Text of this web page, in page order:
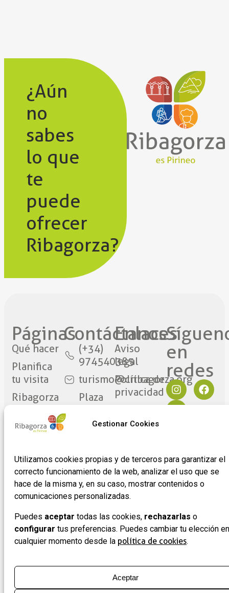
Gestionar Cookies
Utilizamos cookies propias y de terceros para garantizar el
correcto funcionamiento de la web, analizar el uso que se
hace de la misma y, en su caso, mostrar contenidos o
comunicaciones personalizadas.
Puedes aceptar todas las cookies, rechazarlas o
configurar tus preferencias. Puedes cambiar tu elección en
cualquier momento desde la política de cookies.
Aceptar
¿Aún
no
sabes
lo que
te
puede
ofrecer
Ribagorza?
Páginas
Qué hacer
Planifica
tu visita
Ribagorza
Noticias
Contáctanos​
(+34)
974540385
turismo@cribagorza.org
Plaza
(Huesca)
Enlaces
Aviso
legal
Política de
privacidad
Cookies
de
adhesión
de
empresas
en
redes​